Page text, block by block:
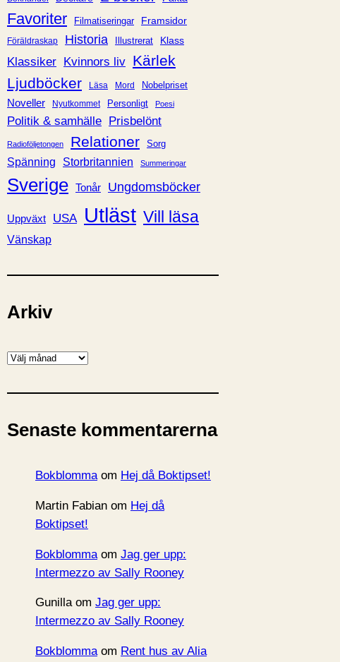
e
rFavoriter Filmatiseringar Framsidor
Föräldraskap Historia Illustrerat Klass
Klassiker Kvinnors liv Kärlek
Ljudböcker
Läsa Mord Nobelpriset
Noveller Nyutkommet Personligt Poesi
Politik & samhälle Prisbelönt
Radioföljetongen Relationer Sorg
Spänning Storbritannien Summeringar
Sverige Tonår Ungdomsböcker
Uppväxt USA Utläst Vill läsa
Vänskap
Arkiv
A
k
v
Senaste kommentarerna
Bokblommaom Hej då Boktipset!
Martin Fabian om Hej då
Boktipset!
Bokblomma om Jag ger upp:
Intermezzo av Sally Rooney
Gunillaom Jag ger upp:
Intermezzo av Sally Rooney
Bokblommaom Rent hus av Alia